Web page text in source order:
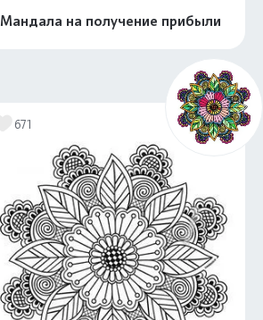
Мандала на получение прибыли
Распечатать и скачать
671